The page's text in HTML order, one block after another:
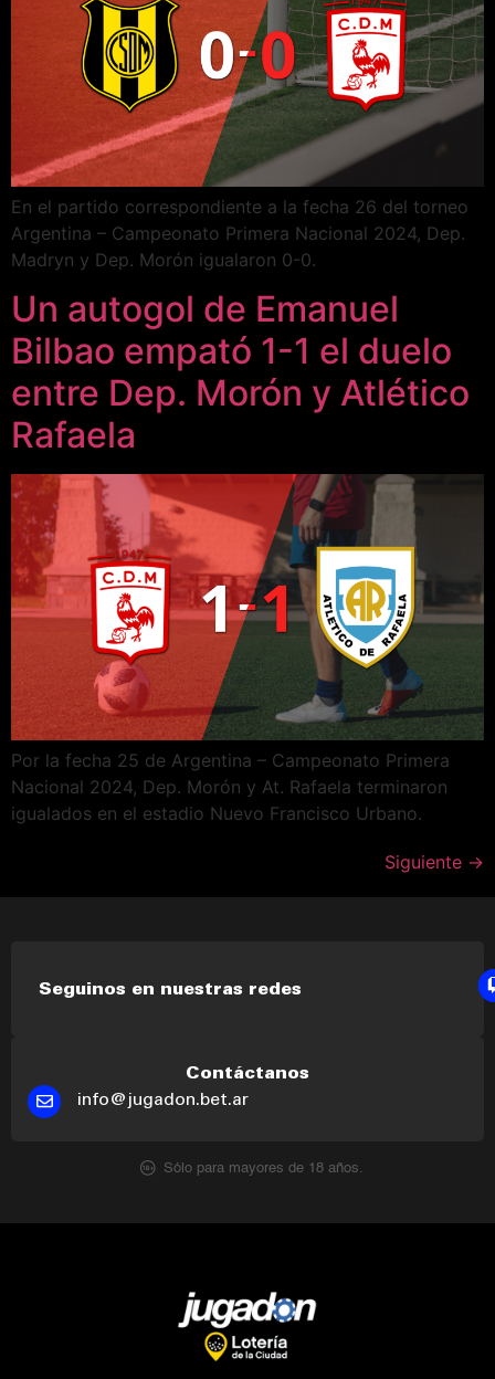
En el partido correspondiente a la fecha 26 del torneo
Argentina – Campeonato Primera Nacional 2024, Dep.
Madryn y Dep. Morón igualaron 0-0.
Un autogol de Emanuel
Bilbao empató 1-1 el duelo
entre Dep. Morón y Atlético
Rafaela
Por la fecha 25 de Argentina – Campeonato Primera
Nacional 2024, Dep. Morón y At. Rafaela terminaron
igualados en el estadio Nuevo Francisco Urbano.
Siguiente →
Seguinos en nuestras redes
Contáctanos
info@jugadon.bet.ar
Sólo para mayores de 18 años.